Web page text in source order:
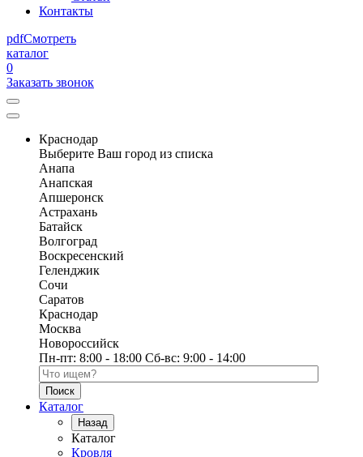
Контакты
pdfСмотреть
каталог
0
Заказать звонок
Краснодар
Выберите Ваш город из списка
Анапа
Анапская
Апшеронск
Астрахань
Батайск
Волгоград
Воскресенский
Геленджик
Сочи
Саратов
Краснодар
Москва
Новороссийск
Пн-пт: 8:00 - 18:00 Сб-вс: 9:00 - 14:00
Поиск по каталогу
Каталог
Назад
Каталог
Кровля